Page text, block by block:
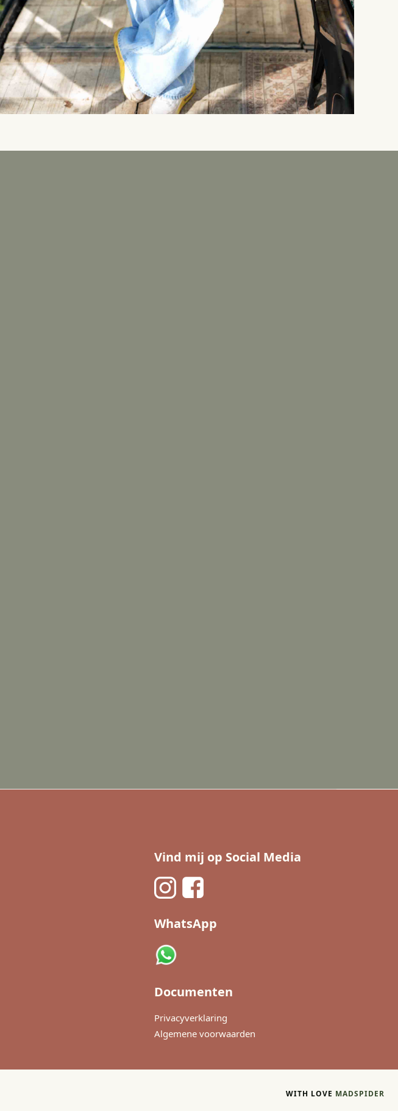
Vind mij op Social Media
WhatsApp
Documenten
Privacyverklaring
Algemene voorwaarden
WITH LOVE MADSPIDER